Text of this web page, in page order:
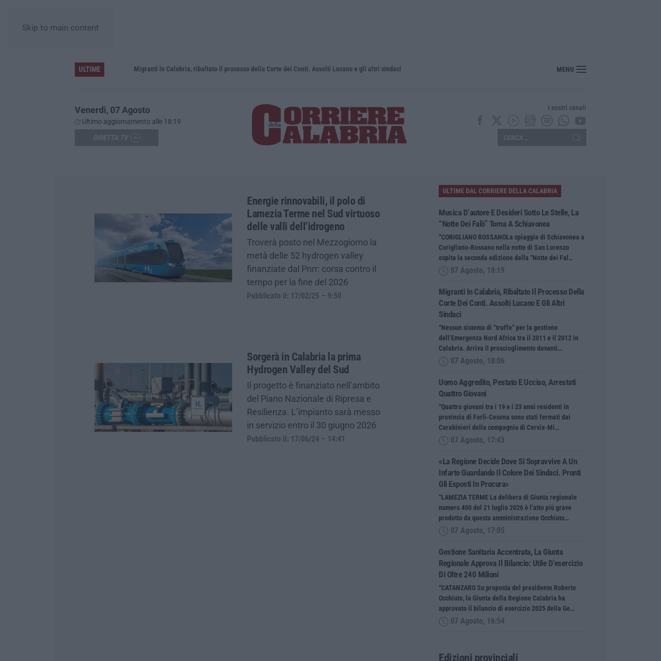
Skip to main content
ULTIME Migranti in Calabria, ribaltato il processo della Corte dei Conti. Assolti Lucano e gli altri sindaci Uomo aggredito, pestato e ucciso, arrestati quattro giovani
MENU
Venerdì, 07 Agosto
Ultimo aggiornamento alle 18:19
I nostri canali
Energie rinnovabili, il polo di
Lamezia Terme nel Sud virtuoso
delle valli dell’idrogeno
Troverà posto nel Mezzogiorno la
metà delle 52 hydrogen valley
finanziate dal Pnrr: corsa contro il
tempo per la fine del 2026
Pubblicato il: 17/02/25 – 9:50
Sorgerà in Calabria la prima
Hydrogen Valley del Sud
Il progetto è finanziato nell’ambito
del Piano Nazionale di Ripresa e
Resilienza. L’impianto sarà messo
in servizio entro il 30 giugno 2026
Pubblicato il: 17/06/24 – 14:41
ULTIME DAL CORRIERE DELLA CALABRIA
Musica D’autore E Desideri Sotto Le Stelle, La
“Notte Dei Falò” Torna A Schiavonea
“CORIGLIANO ROSSANOLa spiaggia di Schiavonea a
Corigliano-Rossano nella notte di San Lorenzo
ospita la seconda edizione della “Notte dei Fal…
07 Agosto, 18:19
Migranti In Calabria, Ribaltato Il Processo Della
Corte Dei Conti. Assolti Lucano E Gli Altri
Sindaci
“Nessun sistema di “truffe” per la gestione
dell’Emergenza Nord Africa tra il 2011 e il 2012 in
Calabria. Arriva il proscioglimento davanti…
07 Agosto, 18:06
Uomo Aggredito, Pestato E Ucciso, Arrestati
Quattro Giovani
“Quattro giovani tra i 19 e i 23 anni residenti in
provincia di Forlì-Cesena sono stati fermati dai
Carabinieri della compagnia di Cervia-Mi…
07 Agosto, 17:43
«La Regione Decide Dove Si Sopravvive A Un
Infarto Guardando Il Colore Dei Sindaci. Pronti
Gli Esposti In Procura»
“LAMEZIA TERME La delibera di Giunta regionale
numero 400 del 21 luglio 2026 è l’atto più grave
prodotto da questa amministrazione Occhiuto…
07 Agosto, 17:05
Gestione Sanitaria Accentrata, La Giunta
Regionale Approva Il Bilancio: Utile D’esercizio
Di Oltre 240 Milioni
“CATANZARO Su proposta del presidente Roberto
Occhiuto, la Giunta della Regione Calabria ha
approvato il bilancio di esercizio 2025 della Ge…
07 Agosto, 16:54
Edizioni provinciali